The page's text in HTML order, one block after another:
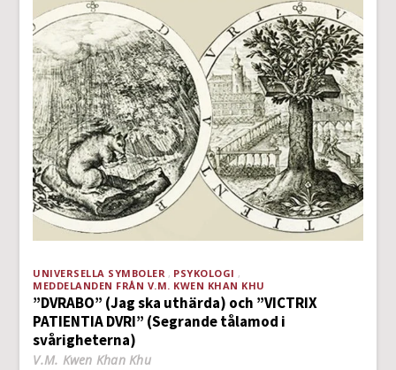
UNIVERSELLA SYMBOLER
PSYKOLOGI
MEDDELANDEN FRÅN V.M. KWEN KHAN KHU
”DVRABO” (Jag ska uthärda) och ”VICTRIX
PATIENTIA DVRI” (Segrande tålamod i
svårigheterna)
V.M. Kwen Khan Khu